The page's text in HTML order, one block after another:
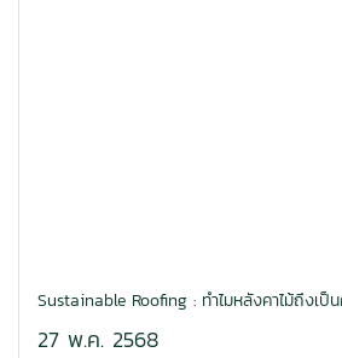
Sustainable Roofing : ทำไมหลังคาไม้ถึงเป็
27 พ.ค. 2568